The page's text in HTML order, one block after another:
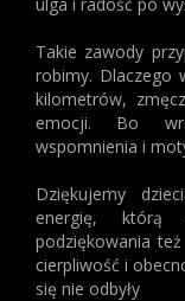
Takie zawody
robimy. Dlaczego
kilometrów,
emocji. Bo
wspomnienia i
Dziękujemy
energię, którą
podziękowania
cierpliwość i
się nie odbyły